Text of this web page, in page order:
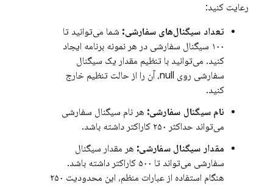
رعایت کنید:
تعداد سیگنال‌های سفارشی: شما می‌توانید تا
۱۰۰ سیگنال سفارشی در هر نمونه برنامه ایجاد
کنید. می‌توانید با تنظیم مقدار یک سیگنال
سفارشی روی null، آن را از حالت تنظیم خارج
کنید.
نام سیگنال سفارشی: هر نام سیگنال سفارشی
می‌تواند حداکثر ۲۵۰ کاراکتر داشته باشد.
مقدار سیگنال سفارشی: هر مقدار سیگنال
سفارشی می‌تواند تا ۵۰۰ کاراکتر داشته باشد.
هنگام استفاده از عبارات منظم، این محدودیت ۲۵۰